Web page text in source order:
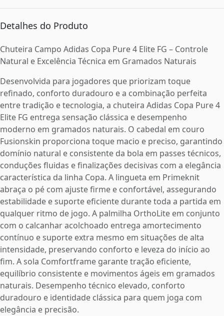
Detalhes do Produto
Chuteira Campo Adidas Copa Pure 4 Elite FG – Controle
Natural e Excelência Técnica em Gramados Naturais
Desenvolvida para jogadores que priorizam toque
refinado, conforto duradouro e a combinação perfeita
entre tradição e tecnologia, a chuteira Adidas Copa Pure 4
Elite FG entrega sensação clássica e desempenho
moderno em gramados naturais. O cabedal em couro
Fusionskin proporciona toque macio e preciso, garantindo
domínio natural e consistente da bola em passes técnicos,
conduções fluidas e finalizações decisivas com a elegância
característica da linha Copa. A lingueta em Primeknit
abraça o pé com ajuste firme e confortável, assegurando
estabilidade e suporte eficiente durante toda a partida em
qualquer ritmo de jogo. A palmilha OrthoLite em conjunto
com o calcanhar acolchoado entrega amortecimento
contínuo e suporte extra mesmo em situações de alta
intensidade, preservando conforto e leveza do início ao
fim. A sola Comfortframe garante tração eficiente,
equilíbrio consistente e movimentos ágeis em gramados
naturais. Desempenho técnico elevado, conforto
duradouro e identidade clássica para quem joga com
elegância e precisão.